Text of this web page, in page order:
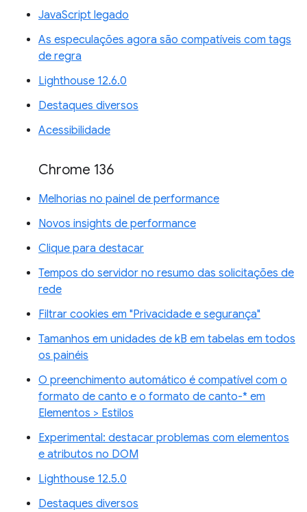
JavaScript legado
As especulações agora são compatíveis com tags
de regra
Lighthouse 12.6.0
Destaques diversos
Acessibilidade
Chrome 136
Melhorias no painel de performance
Novos insights de performance
Clique para destacar
Tempos do servidor no resumo das solicitações de
rede
Filtrar cookies em "Privacidade e segurança"
Tamanhos em unidades de kB em tabelas em todos
os painéis
O preenchimento automático é compatível com o
formato de canto e o formato de canto-* em
Elementos > Estilos
Experimental: destacar problemas com elementos
e atributos no DOM
Lighthouse 12.5.0
Destaques diversos